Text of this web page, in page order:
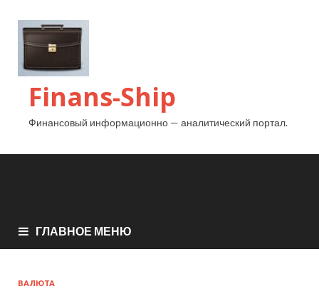
Finans-Ship
Финансовый информационно — аналитический портал.
ГЛАВНОЕ МЕНЮ
ВАЛЮТА